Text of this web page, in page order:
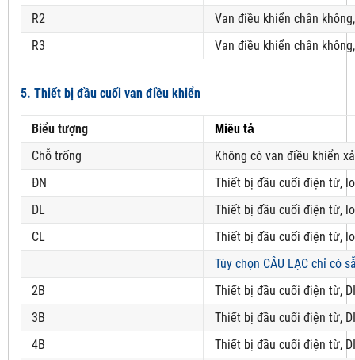
R2
Van điều khiển chân
R3
Van điều khiển chân
5. Thiết bị đầu cuối van điều khiển
Biểu tượng
Miêu tả
Chỗ trống
Không có van điều khiển
ĐN
Thiết bị đầu cuối điện từ,
DL
Thiết bị đầu cuối điện từ,
CL
Thiết bị đầu cuối điện từ,
Tùy chọn CÂU LẠC chỉ có
2B
Thiết bị đầu cuối điện từ,
3B
Thiết bị đầu cuối điện từ,
4B
Thiết bị đầu cuối điện từ,